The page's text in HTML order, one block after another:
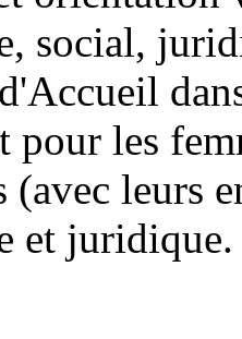
social,
pour les
leurs
et juridique.